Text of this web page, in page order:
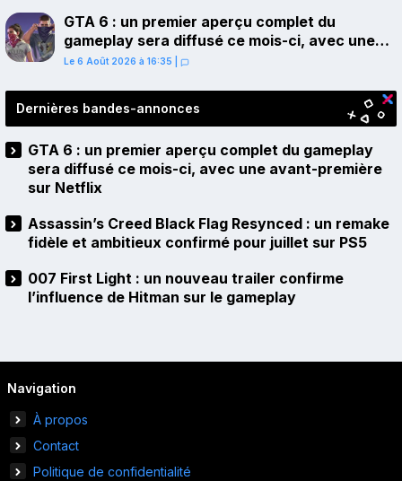
GTA 6 : un premier aperçu complet du
gameplay sera diffusé ce mois-ci, avec une
avant-première sur Netflix
Le 6 Août 2026 à 16:35
Dernières bandes-annonces
GTA 6 : un premier aperçu complet du gameplay
sera diffusé ce mois-ci, avec une avant-première
sur Netflix
Assassin’s Creed Black Flag Resynced : un remake
fidèle et ambitieux confirmé pour juillet sur PS5
007 First Light : un nouveau trailer confirme
l’influence de Hitman sur le gameplay
Navigation
À propos
Contact
Politique de confidentialité